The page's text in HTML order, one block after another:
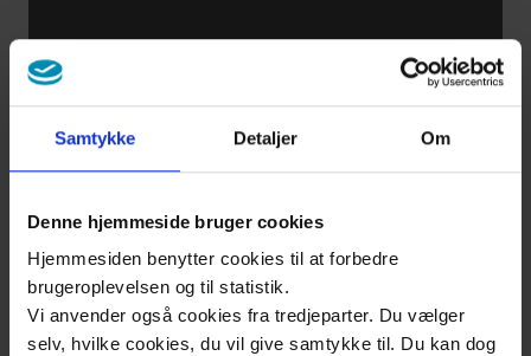
Samtykke Detaljer Om
Denne hjemmeside bruger cookies
Hjemmesiden benytter cookies til at forbedre
brugeroplevelsen og til statistik.
Vi anvender også cookies fra tredjeparter. Du vælger
selv, hvilke cookies, du vil give samtykke til. Du kan dog
Wegen der
Schmerzen
Was ist
kniegelenksarthrose
Symptome der
hueftgelenksarthrose